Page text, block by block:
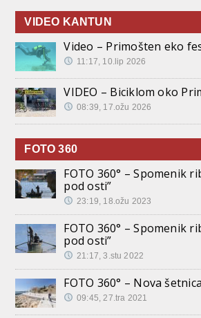
VIDEO KANTUN
Video – Primošten eko
11:17, 10.lip 2026
VIDEO – Biciklom oko
08:39, 17.ožu 2026
FOTO 360
FOTO 360° – Spomenik
pod osti”
23:19, 18.ožu 2023
FOTO 360° – Spomenik
pod osti”
21:17, 3.stu 2022
FOTO 360° – Nova
09:45, 27.tra 2021